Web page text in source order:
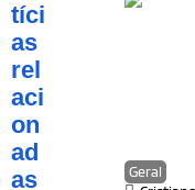
tíci
as
rel
aci
on
ad
as
Geral